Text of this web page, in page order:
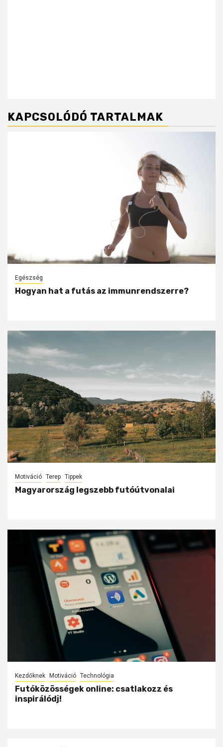
KAPCSOLÓDÓ TARTALMAK
Egészség
Hogyan hat a futás az immunrendszerre?
Motiváció Terep Tippek
Magyarország legszebb futóútvonalai
Kezdőknek Motiváció Technológia
Futóközösségek online: csatlakozz és
inspirálódj!